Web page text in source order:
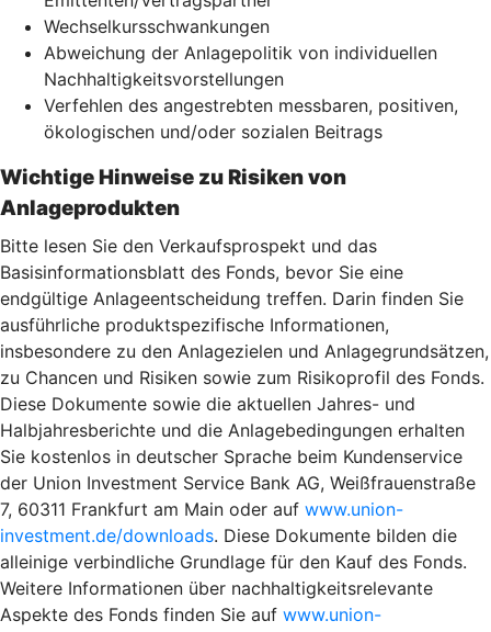
Wechselkursschwankungen
Abweichung der Anlagepolitik von individuellen
Nachhaltigkeitsvorstellungen
Verfehlen des angestrebten messbaren, positiven,
ökologischen und/oder sozialen Beitrags
Wichtige Hinweise zu Risiken von
Anlageprodukten
Bitte lesen Sie den Verkaufsprospekt und das
Basisinformationsblatt des Fonds, bevor Sie eine
endgültige Anlageentscheidung treffen. Darin finden Sie
ausführliche produktspezifische Informationen,
insbesondere zu den Anlagezielen und Anlagegrundsätzen,
zu Chancen und Risiken sowie zum Risikoprofil des Fonds.
Diese Dokumente sowie die aktuellen Jahres- und
Halbjahresberichte und die Anlagebedingungen erhalten
Sie kostenlos in deutscher Sprache beim Kundenservice
der Union Investment Service Bank AG, Weißfrauenstraße
7, 60311 Frankfurt am Main oder auf www.union-
investment.de/downloads. Diese Dokumente bilden die
alleinige verbindliche Grundlage für den Kauf des Fonds.
Weitere Informationen über nachhaltigkeitsrelevante
Aspekte des Fonds finden Sie auf www.union-